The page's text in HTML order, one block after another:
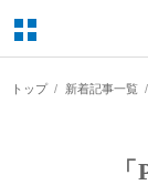
トップ 新着記事一覧